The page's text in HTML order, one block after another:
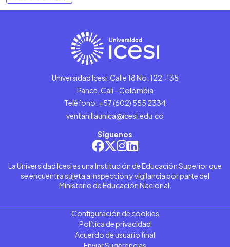
Universidad Icesi: Calle 18 No. 122-135
Pance, Cali - Colombia
Teléfono: +57 (602) 555 2334
ventanillaunica@icesi.edu.co
Síguenos
La Universidad Icesi es una Institución de Educación Superior que
se encuentra sujeta a inspección y vigilancia por parte del
Ministerio de Educación Nacional.
Configuración de cookies
Política de privacidad
Acuerdo de usuario final